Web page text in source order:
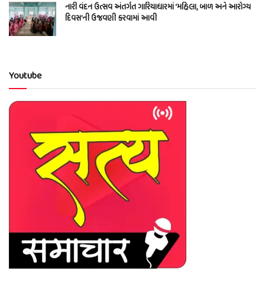
નારી વંદન ઉત્સવ અંતર્ગત ગારિયાધારમાં ‘મહિલા, બાળ અને આરોગ્ય
દિવસ’ની ઉજવણી કરવામાં આવી
Youtube